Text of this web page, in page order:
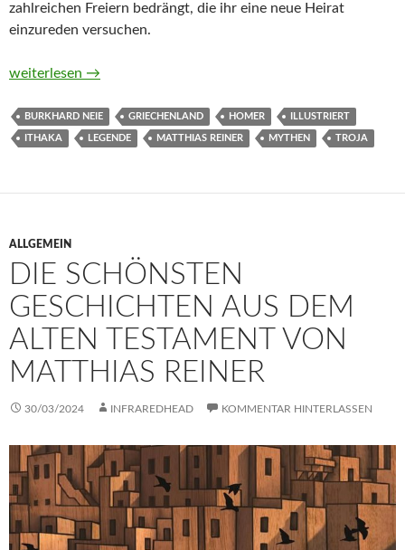
zahlreichen Freiern bedrängt, die ihr eine neue Heirat
einzureden versuchen.
Die Odyssee von Homer und Burkhard Neie
weiterlesen →
BURKHARD NEIE GRIECHENLAND HOMER ILLUSTRIERT
ITHAKA LEGENDE MATTHIAS REINER MYTHEN TROJA
ALLGEMEIN
DIE SCHÖNSTEN
GESCHICHTEN AUS DEM
ALTEN TESTAMENT VON
MATTHIAS REINER
30/03/2024 INFRAREDHEAD KOMMENTAR HINTERLASSEN